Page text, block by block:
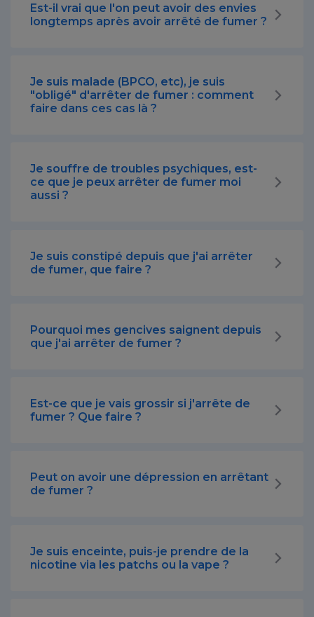
Est-il vrai que l'on peut avoir des envies
longtemps après avoir arrêté de fumer ?
Je suis malade (BPCO, etc), je suis
"obligé" d'arrêter de fumer : comment
faire dans ces cas là ?
Je souffre de troubles psychiques, est-
ce que je peux arrêter de fumer moi
aussi ?
Je suis constipé depuis que j'ai arrêter
de fumer, que faire ?
Pourquoi mes gencives saignent depuis
que j'ai arrêter de fumer ?
Est-ce que je vais grossir si j'arrête de
fumer ? Que faire ?
Peut on avoir une dépression en arrêtant
de fumer ?
Je suis enceinte, puis-je prendre de la
nicotine via les patchs ou la vape ?